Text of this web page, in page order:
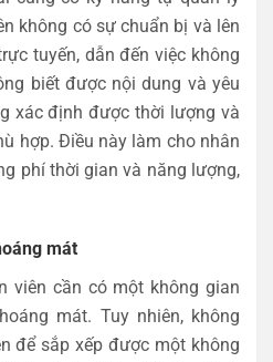
không có sự chuẩn bị và lên
tuyến, dẫn đến việc không
biết được nội dung và yêu
xác định được thời lượng và
hợp. Điều này làm cho nhân
phí thời gian và năng lượng,
mát
viên cần có một không gian
mát. Tuy nhiên, không
để sắp xếp được một không